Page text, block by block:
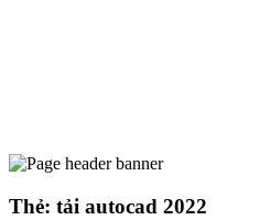
Thẻ: tải autocad 2022